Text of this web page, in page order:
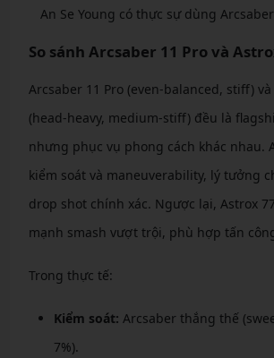
An Se Young có thực sự dùng
So sánh Arcsaber 11 Pro và
Arcsaber 11 Pro (even-balanced, stiff) và
(head-heavy, medium-stiff) đều là
nhưng phục vụ phong cách khác nhau.
kiểm soát và maneuverability, lý tưởng
drop shot chính xác. Ngược lại, Astrox
mạnh smash vượt trội, phù hợp tấn
Trong thực tế:
Kiểm soát: Arcsaber thắng thế
7%).